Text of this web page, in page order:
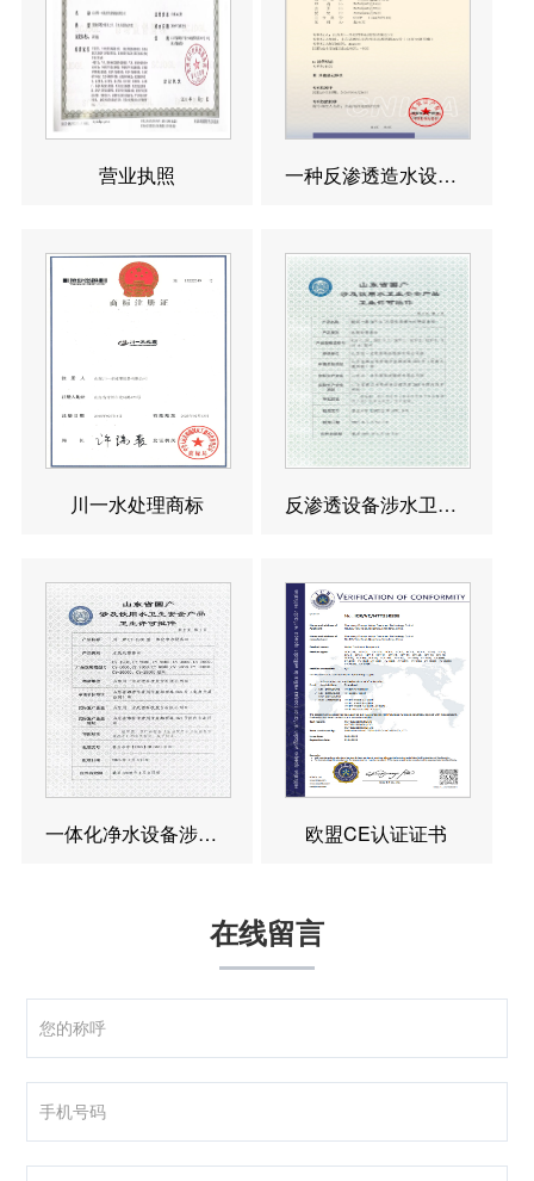
营业执照 一种反渗透造水设备发明专利
川一水处理商标 反渗透设备涉水卫生许可批件
一体化净水设备涉水卫生许可批件 欧盟CE认证证书
在线留言